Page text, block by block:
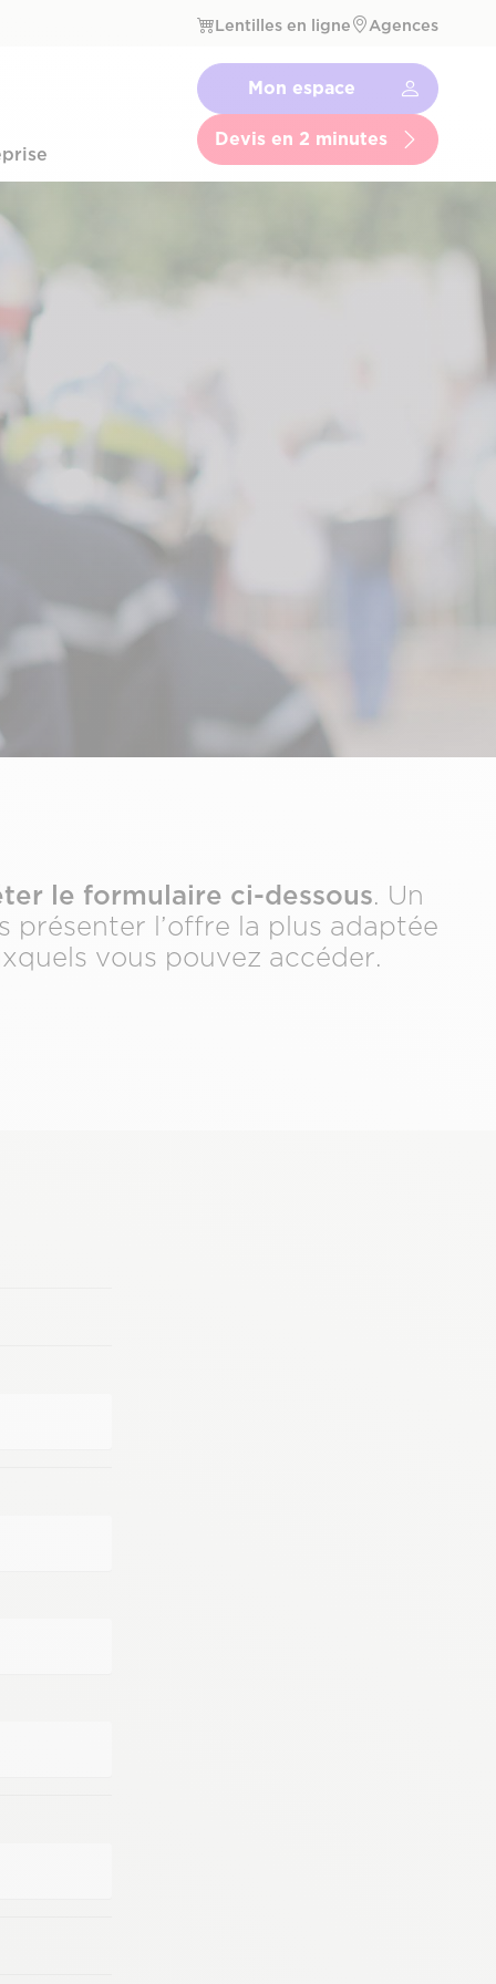
Lentilles en ligne Agences
Navbar
Menu
Secondaire
Mon espace
Devis en 2 minutes
le formulaire ci-dessous . Un
l’offre la plus adaptée
vous pouvez accéder.